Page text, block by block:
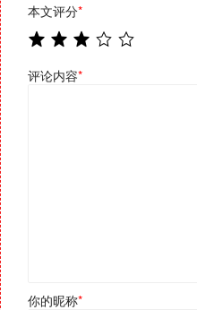
本文评分*
评论内容*
你的昵称*